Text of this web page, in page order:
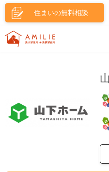
住まいの無料相談